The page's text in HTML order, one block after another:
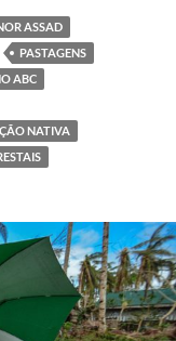
ASSAD
PASTAGENS
ABC
NATIVA